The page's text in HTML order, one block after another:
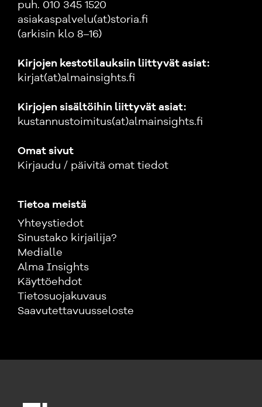
puh. 010 345 1520
asiakaspalvelu(at)storia.fi
(arkisin klo 8–16)
Kirjojen kestotilauksiin liittyvät asiat:
kirjat(at)almainsights.fi
Kirjojen sisältöihin liittyvät asiat:
kustannustoimitus(at)almainsights.fi
Omat sivut
Kirjaudu / päivitä omat tiedot
Tietoa meistä
Yhteystiedot
Sinustako kirjailija?
Medialle
Alma Insights
Käyttöehdot
Tietosuojakuvaus
Saavutettavuusseloste